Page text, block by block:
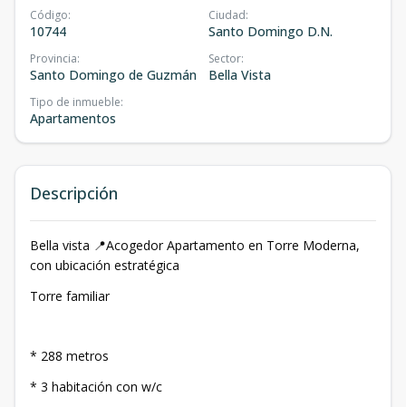
Código:
10744
Ciudad:
Santo Domingo D.N.
Provincia:
Santo Domingo de Guzmán
Sector:
Bella Vista
Tipo de inmueble:
Apartamentos
Descripción
Bella vista 📍Acogedor Apartamento en Torre Moderna,
con ubicación estratégica
Torre familiar
* 288 metros
* 3 habitación con w/c